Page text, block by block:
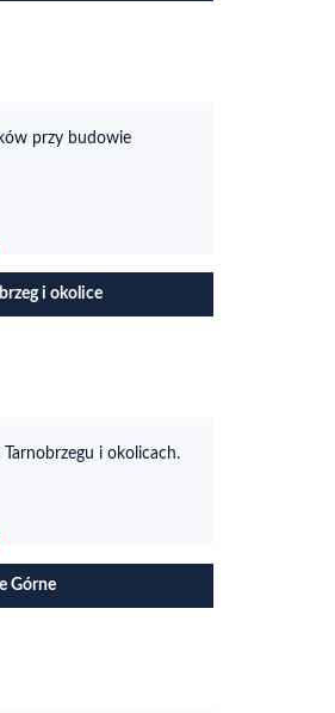
przy budowie
i okolice
i okolicach.
Górne